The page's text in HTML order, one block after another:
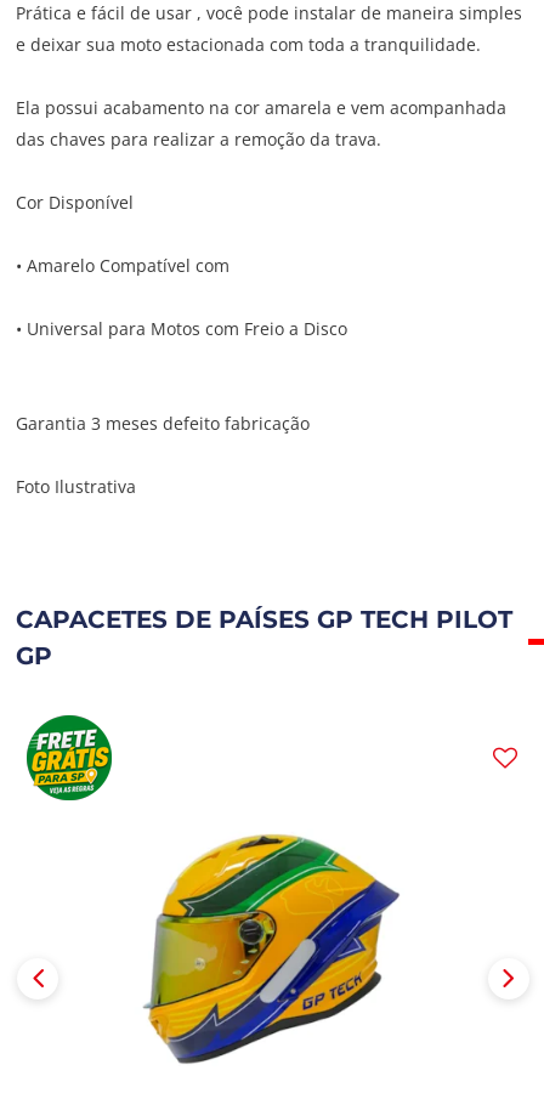
Prática e fácil de usar , você pode instalar de maneira simples
e deixar sua moto estacionada com toda a tranquilidade.
Ela possui acabamento na cor amarela e vem acompanhada
das chaves para realizar a remoção da trava.
Cor Disponível
• Amarelo Compatível com
• Universal para Motos com Freio a Disco
Garantia 3 meses defeito fabricação
Foto Ilustrativa
CAPACETES DE PAÍSES GP TECH PILOT
GP